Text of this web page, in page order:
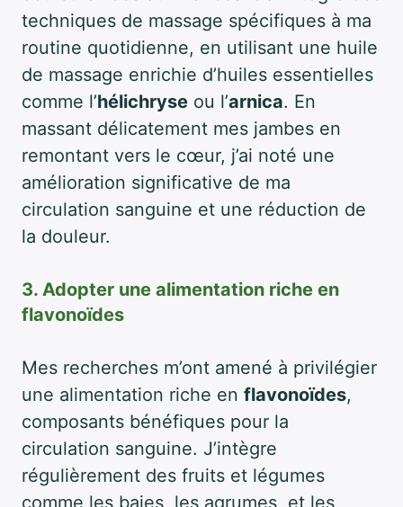
techniques de massage spécifiques à ma
routine quotidienne, en utilisant une huile
de massage enrichie d’huiles essentielles
comme l’hélichryse ou l’arnica. En
massant délicatement mes jambes en
remontant vers le cœur, j’ai noté une
amélioration significative de ma
circulation sanguine et une réduction de
la douleur.
3. Adopter une alimentation riche en
flavonoïdes
Mes recherches m’ont amené à privilégier
une alimentation riche en flavonoïdes,
composants bénéfiques pour la
circulation sanguine. J’intègre
régulièrement des fruits et légumes
comme les baies, les agrumes, et les